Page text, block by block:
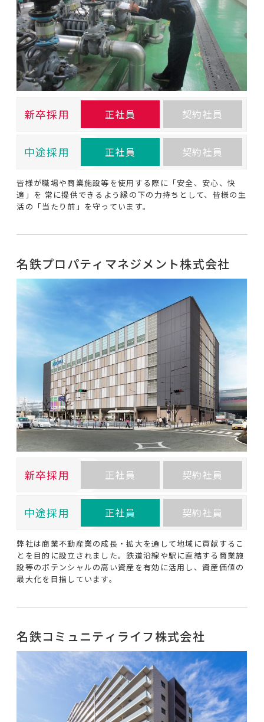
新卒採用 正社員 契約社員
中途採用 正社員 契約社員
皆様が職場や商業施設等を使用する際に「安全、安心、快
適」を 常に提供できるよう縁の下の力持ちとして、皆様の生
活の「当たり前」を守っています。
名鉄プロパティマネジメント株式会社
新卒採用 正社員 契約社員
中途採用 正社員 契約社員
弊社は商業不動産業の成長・拡大を通して地域に貢献するこ
とを目的に設立されました。鉄道沿線や駅に直結する商業施
設等のポテンシャルの高い資産を有効に活用し、資産価値の
最大化を目指しています。
名鉄コミュニティライフ株式会社